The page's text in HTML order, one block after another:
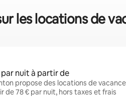
les locations de
par nuit à partir de
propose des locations de
de 78 € par nuit, hors taxes et frais